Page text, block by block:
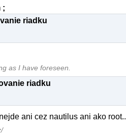
;
riadku
as I have foreseen.
riadku
ani cez nautilus ani ako root..